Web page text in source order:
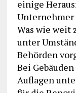
einige
Was wie weit
unter
Behörden
Bei
Auflagen